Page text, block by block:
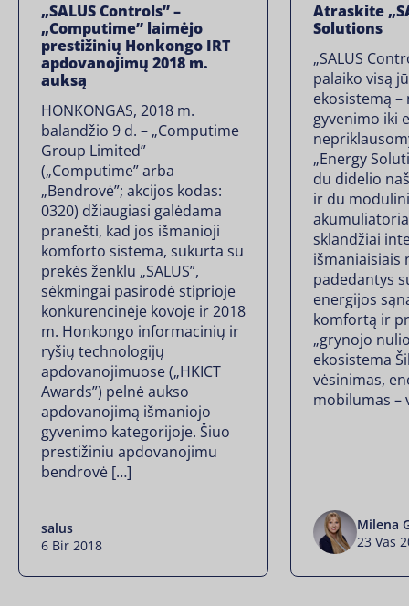
„SALUS Controls” –
„Computime” laimėjo
prestižinių Honkongo IRT
apdovanojimų 2018 m.
auksą
HONKONGAS, 2018 m.
balandžio 9 d. – „Computime
Group Limited”
(„Computime” arba
„Bendrovė”; akcijos kodas:
0320) džiaugiasi galėdama
pranešti, kad jos išmanioji
komforto sistema, sukurta su
prekės ženklu „SALUS”,
sėkmingai pasirodė stiprioje
konkurencinėje kovoje ir 2018
m. Honkongo informacinių ir
ryšių technologijų
apdovanojimuose („HKICT
Awards”) pelnė aukso
apdovanojimą išmaniojo
gyvenimo kategorijoje. Šiuo
prestižiniu apdovanojimu
bendrovė […]
salus
6 Bir 2018
Atraskite
Solutions
„SALUS
palaiko visą
ekosistemą
gyvenimo iki
„Energy
du didelio
ir du
sklandžiai
išmaniaisiais
padedantys
energijos
komfortą ir
„grynojo
ekosistema
vėsinimas,
mobilumas –
Milena
23 Vas